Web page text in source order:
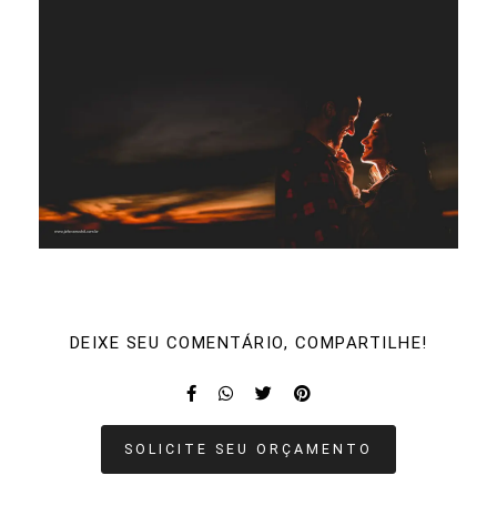
DEIXE SEU COMENTÁRIO, COMPARTILHE!
SOLICITE SEU ORÇAMENTO